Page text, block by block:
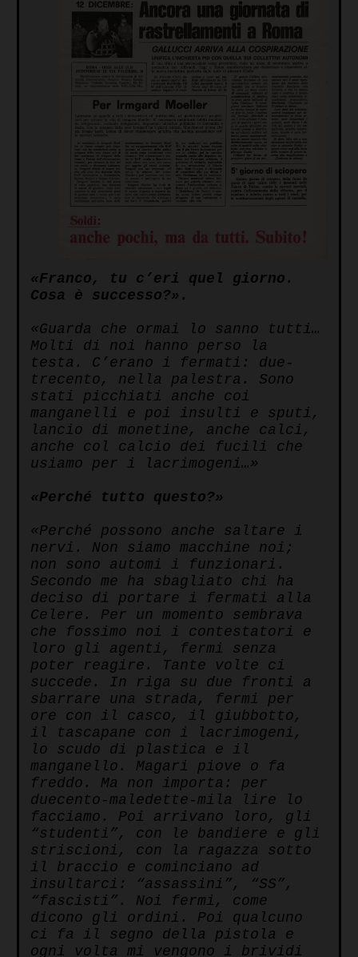
«Franco, tu c’eri quel giorno.
Cosa è successo?».
«Guarda che ormai lo sanno tutti…
Molti di noi hanno perso la
testa. C’erano i fermati: due-
trecento, nella palestra. Sono
stati picchiati anche coi
manganelli e poi insulti e sputi,
lancio di monetine, anche calci,
anche col calcio dei fucili che
usiamo per i lacrimogeni…»
«Perché tutto questo?»
«Perché possono anche saltare i
nervi. Non siamo macchine noi;
non sono automi i funzionari.
Secondo me ha sbagliato chi ha
deciso di portare i fermati alla
Celere. Per un momento sembrava
che fossimo noi i contestatori e
loro gli agenti, fermi senza
poter reagire. Tante volte ci
succede. In riga su due fronti a
sbarrare una strada, fermi per
ore con il casco, il giubbotto,
il tascapane con i lacrimogeni,
lo scudo di plastica e il
manganello. Magari piove o fa
freddo. Ma non importa: per
duecento-maledette-mila lire lo
facciamo. Poi arrivano loro, gli
“studenti”, con le bandiere e gli
striscioni, con la ragazza sotto
il braccio e cominciano ad
insultarci: “assassini”, “SS”,
“fascisti”. Noi fermi, come
dicono gli ordini.
Poi qualcuno
ci fa il segno della pistola e
ogni volta mi vengono i brividi